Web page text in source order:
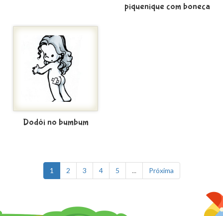
piquenique com boneca
Dodói no bumbum
1 2 3 4 5 ... Próxima